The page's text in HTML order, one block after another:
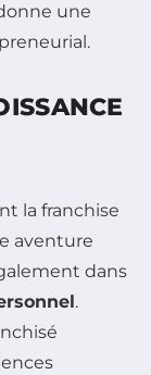
une
la franchise
aventure
dans
.